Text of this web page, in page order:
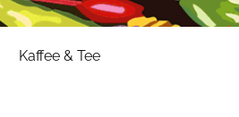
Kaffee & Tee